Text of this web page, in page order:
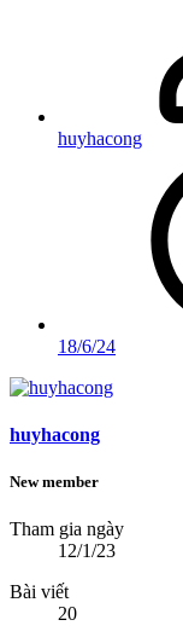
huyhacong
18/6/24
huyhacong
New member
Tham gia ngày
12/1/23
Bài viết
20